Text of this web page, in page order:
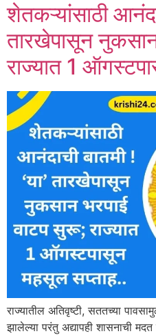
शेतकऱ्यांसाठी
तारखेपासून
राज्यात 1
राज्यातील अतिवृष्टी, सततच्या
झालेल्या परंतु अद्यापही शासनाची